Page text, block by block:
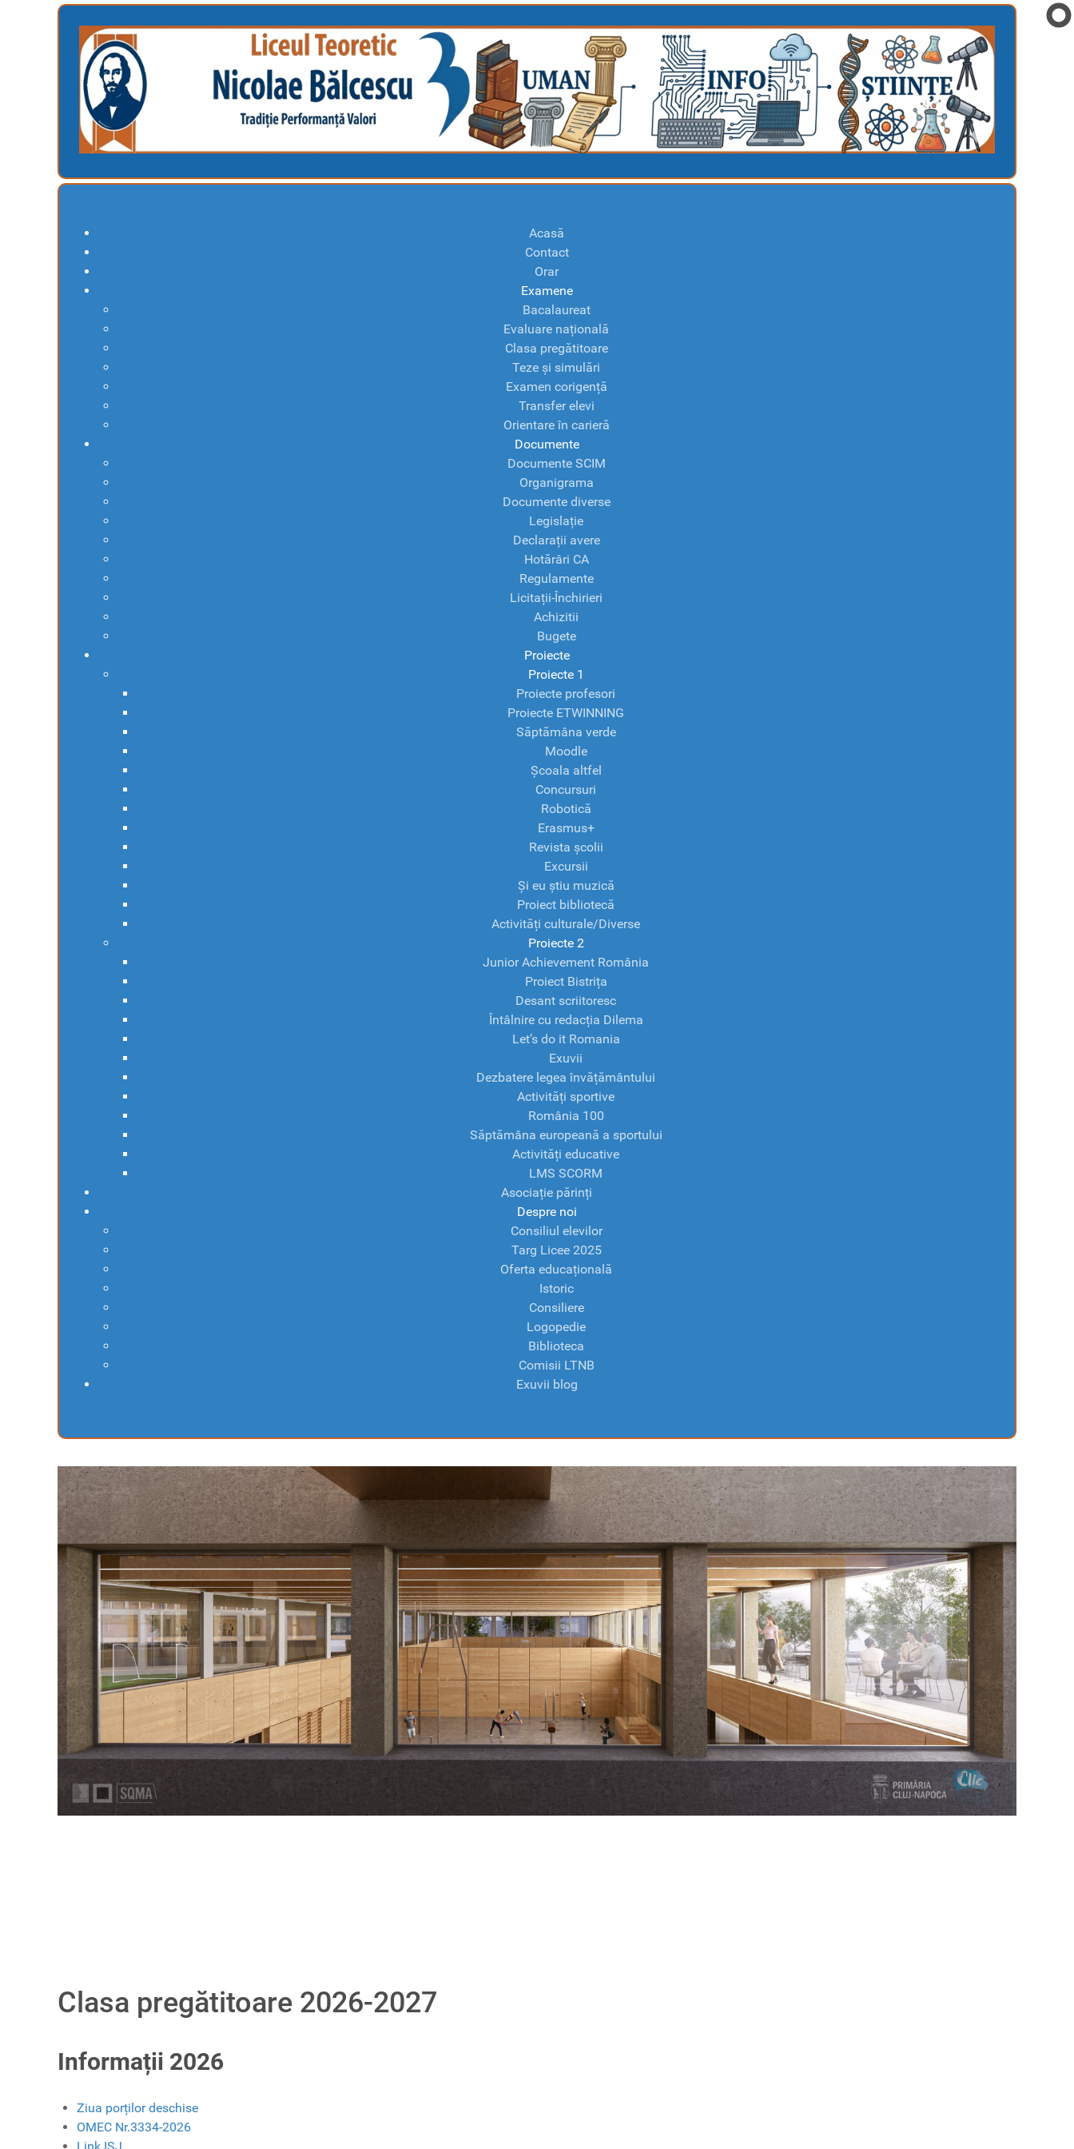
Acasă
Contact
Orar
Examene
Bacalaureat
Evaluare națională
Clasa pregătitoare
Teze și simulări
Examen corigență
Transfer elevi
Orientare în carieră
Documente
Documente SCIM
Organigrama
Documente diverse
Legislație
Declarații avere
Hotărâri CA
Regulamente
Licitații-Închirieri
Achizitii
Bugete
Proiecte
Proiecte 1
Proiecte profesori
Proiecte ETWINNING
Săptămâna verde
Moodle
Școala altfel
Concursuri
Robotică
Erasmus+
Revista școlii
Excursii
Și eu știu muzică
Proiect bibliotecă
Activități culturale/Diverse
Proiecte 2
Junior Achievement România
Proiect Bistrița
Desant scriitoresc
Întâlnire cu redacția Dilema
Let’s do it Romania
Exuvii
Dezbatere legea învățământului
Activități sportive
România 100
Săptămâna europeană a sportului
Activități educative
LMS SCORM
Asociație părinți
Despre noi
Consiliul elevilor
Targ Licee 2025
Oferta educațională
Istoric
Consiliere
Logopedie
Biblioteca
Comisii LTNB
Exuvii blog
Clasa pregătitoare 2026-2027
Informații 2026
Ziua porților deschise
OMEC Nr.3334-2026